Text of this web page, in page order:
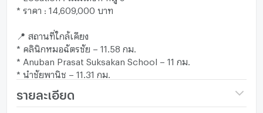
* ราคา : 14,609,000 บาท
📍 สถานที่ใกล้เคียง
* คลินิกหมอฉัตรชัย – 11.58 กม.
* Anuban Prasat Suksakan School – 11 กม.
* นำชัยพานิช – 11.31 กม.
รายละเอียด